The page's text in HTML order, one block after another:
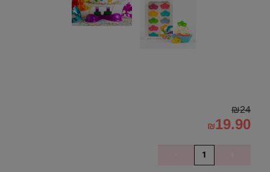
₪24
₪19.90